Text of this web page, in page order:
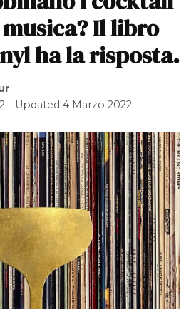
Il libro
ha la risposta.
Updated4 Marzo 2022